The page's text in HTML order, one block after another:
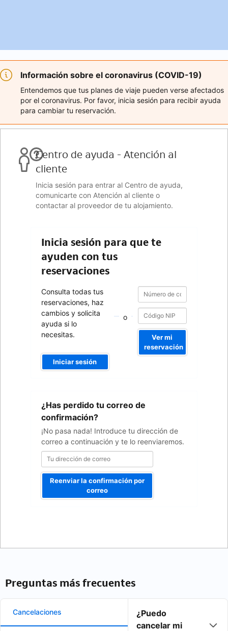
Información sobre el coronavirus (COVID-19)
Entendemos que tus planes de viaje pueden verse afectados
por el coronavirus. Por favor, inicia sesión para recibir ayuda
para cambiar tu reservación.
Centro de ayuda - Atención al
cliente
Inicia sesión para entrar al Centro de ayuda,
comunicarte con Atención al cliente o
contactar al proveedor de tu alojamiento.
Inicia sesión para que te
ayuden con tus
reservaciones
Consulta todas tus
reservaciones, haz
cambios y solicita
ayuda si lo
necesitas.
Iniciar sesión
o
Número
de
confirmación
Número
confirmación
Ver mi
reservación
¿Has perdido tu correo de
confirmación?
¡No pasa nada! Introduce tu dirección de
correo a continuación y te lo reenviaremos.
dirección
correo
Reenviar la confirmación por
correo
Preguntas más frecuentes
Cancelaciones
¿Puedo
cancelar mi